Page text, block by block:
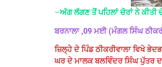
–ਅੱਗ ਲੱਗਣ ਤੋਂ ਪਹਿਲਾਂ ਚੋਰਾਂ ਨੇ ਕੀਤੀ
ਬਰਨਾਲਾ ,09 ਮਈ (ਮੰਗਲ ਸਿੰਘ
ਜ਼ਿਲ੍ਹੇ ਦੇ ਪਿੰਡ ਠੀਕਰੀਵਾਲਾ ਵਿਖੇ
ਘਰ ਦੇ ਮਾਲਕ ਬਲਵਿੰਦਰ ਸਿੰਘ ਪੁੱਤਰ